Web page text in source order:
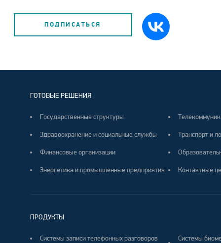
ПОДПИСАТЬСЯ
ГОТОВЫЕ РЕШЕНИЯ
Государственные структуры
Здравоохранение и социальные службы
Финансовые организации
Энергетика и промышленные предприятия
Транспорт и
Контактные
ПРОДУКТЫ
Системы записи телефонных разговоров
Системы